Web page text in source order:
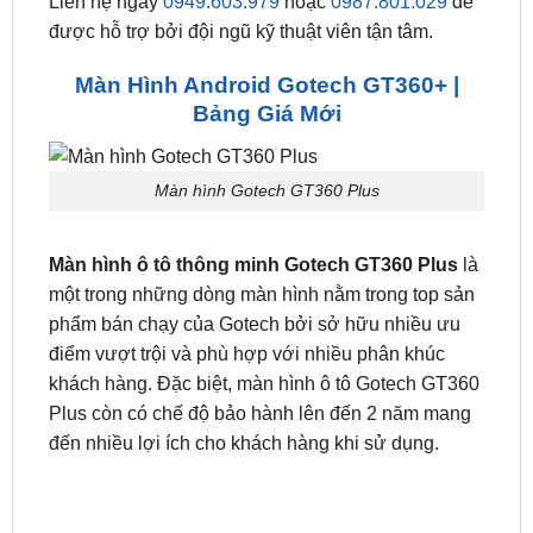
hãng, bảo hành lâu dài, giấy tờ đi kèm cụ thể và
sẵn sàng đổi trả nếu sản phẩm có bất kỳ lỗi nào xảy
Liên hệ ngay0949.603.979hoặc0987.801.029 để
được hỗ trợ bởi đội ngũ kỹ thuật viên tận tâm.
Màn Hình Android Gotech GT360+ |
Màn hình Gotech GT360 Plus
Màn hình ô tô thông minh Gotech GT360 Plus
một trong những dòng màn hình nằm trong top sản
phẩm bán chạy của Gotech bởi sở hữu nhiều ưu
điểm vượt trội và phù hợp với nhiều phân khúc